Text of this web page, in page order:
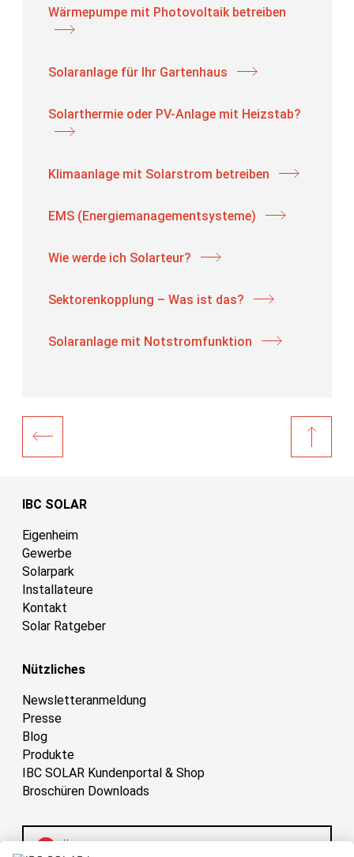
Wärmepumpe mit Photovoltaik betreiben
Solaranlage für Ihr Gartenhaus
Solarthermie oder PV-Anlage mit Heizstab?
Klimaanlage mit Solarstrom betreiben
EMS (Energiemanagementsysteme)
Wie werde ich Solarteur?
Sektorenkopplung – Was ist das?
Solaranlage mit Notstromfunktion
IBC SOLAR
Eigenheim
Gewerbe
Solarpark
Installateure
Kontakt
Solar Ratgeber
Nützliches
Newsletteranmeldung
Presse
Blog
Produkte
IBC SOLAR Kundenportal & Shop
Broschüren Downloads